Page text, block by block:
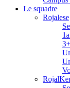
Le squadre
Rojalese